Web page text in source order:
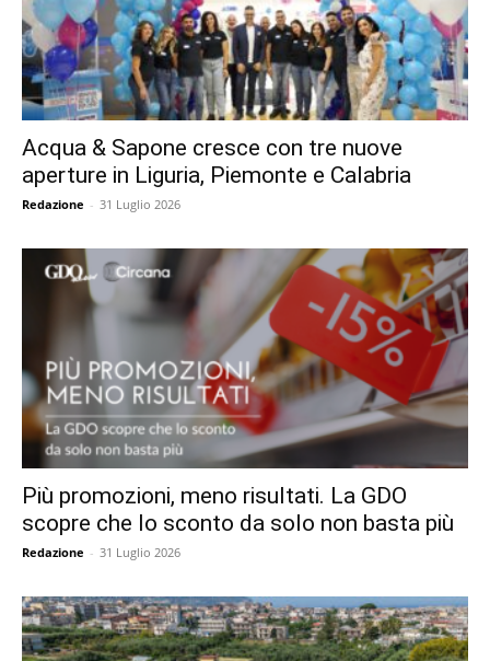
Acqua & Sapone cresce con tre nuove
aperture in Liguria, Piemonte e Calabria
Redazione - 31 Luglio 2026
Più promozioni, meno risultati. La GDO
scopre che lo sconto da solo non basta più
Redazione - 31 Luglio 2026